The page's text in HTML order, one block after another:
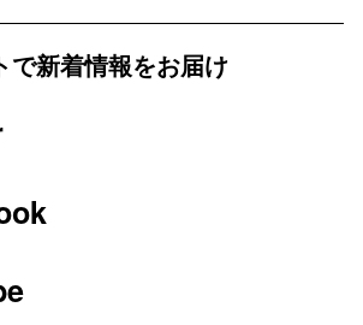
で新着情報をお届け